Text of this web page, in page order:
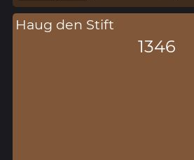
Haug den Stift
1346